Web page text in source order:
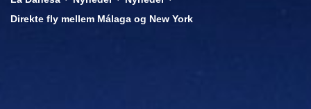
Direkte fly mellem Málaga og New York